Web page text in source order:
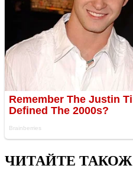
ЧИТАЙТЕ ТАКОЖ